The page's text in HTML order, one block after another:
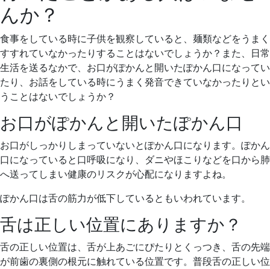
んか？
食事をしている時に子供を観察していると、麺類などをうまく
すすれていなかったりすることはないでしょうか？また、日常
生活を送るなかで、お口がぽかんと開いたぽかん口になってい
たり、お話をしている時にうまく発音できていなかったりとい
うことはないでしょうか？
お口がぽかんと開いたぽかん口
お口がしっかりしまっていないとぽかん口になります。ぽかん
口になっていると口呼吸になり、ダニやほこりなどを口から肺
へ送ってしまい健康のリスクが心配になりますよね。
ぽかん口は舌の筋力が低下しているともいわれています。
舌は正しい位置にありますか？
舌の正しい位置は、舌が上あごにぴたりとくっつき、舌の先端
が前歯の裏側の根元に触れている位置です。普段舌の正しい位